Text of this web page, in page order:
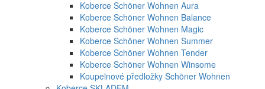
Koberce Schöner Wohnen Aura
Koberce Schöner Wohnen Balance
Koberce Schöner Wohnen Magic
Koberce Schöner Wohnen Summer
Koberce Schöner Wohnen Tender
Koberce Schöner Wohnen Winsome
Koupelnové předložky Schöner Wohnen